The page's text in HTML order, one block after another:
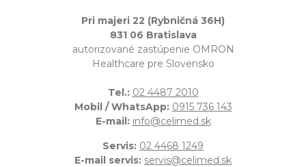
Pri majeri 22 (Rybničná 36H)
831 06 Bratislava
autorizované zastúpenie OMRON
Healthcare pre Slovensko
Tel.: 02 4487 2010
Mobil / WhatsApp: 0915 736 143
E-mail: info@celimed.sk
Servis: 02 4468 1249
E-mail servis: servis@celimed.sk